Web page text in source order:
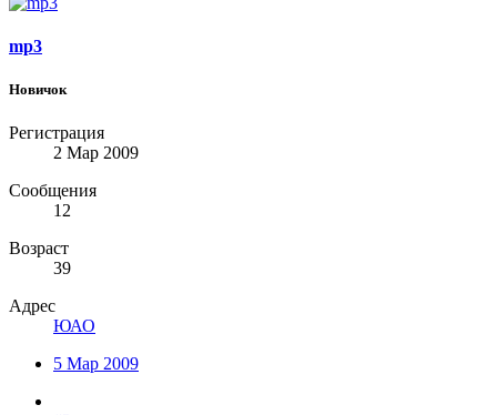
mp3
Новичок
Регистрация
2 Мар 2009
Сообщения
12
Возраст
39
Адрес
ЮАО
5 Мар 2009